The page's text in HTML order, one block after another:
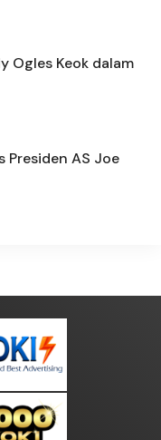
Ogles Keok dalam
Presiden AS Joe